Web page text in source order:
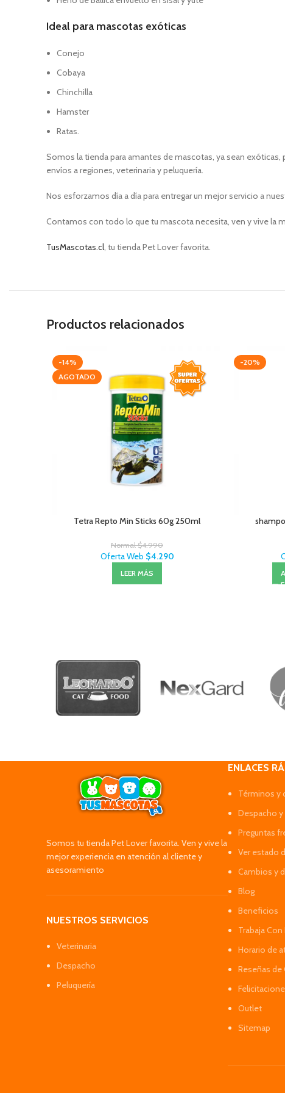
Ideal para mascotas exóticas
Conejo
Cobaya
Chinchilla
Hamster
Ratas.
Somos la tienda para amantes de mascotas, ya sean
envíos a regiones, veterinaria y peluquería.
Nos esforzamos día a día para entregar un mejor servicio a
Contamos con todo lo que tu mascota necesita, ven y vive la
TusMascotas.cl, tu tienda Pet Lover favorita.
Productos relacionados
-14%
AGOTADO
Tetra Repto Min Sticks 60g 250ml
Normal$4.990
Oferta Web $4.290
LEER MÁS
-20%
Somos tu tienda Pet Lover favorita. Ven y vive la
mejor experiencia en atención al cliente y
asesoramiento
NUESTROS SERVICIOS
Veterinaria
Despacho
Peluquería
ENLACES
Términos y
Despacho y
Preguntas
Ver estado
Cambios y
Blog
Beneficios
Trabaja
Horario de
Reseñas de
Outlet
Sitemap